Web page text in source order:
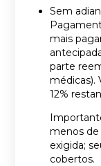
Sem
mais
parte
médicas).
12%
menos de
exigida;
cobertos.